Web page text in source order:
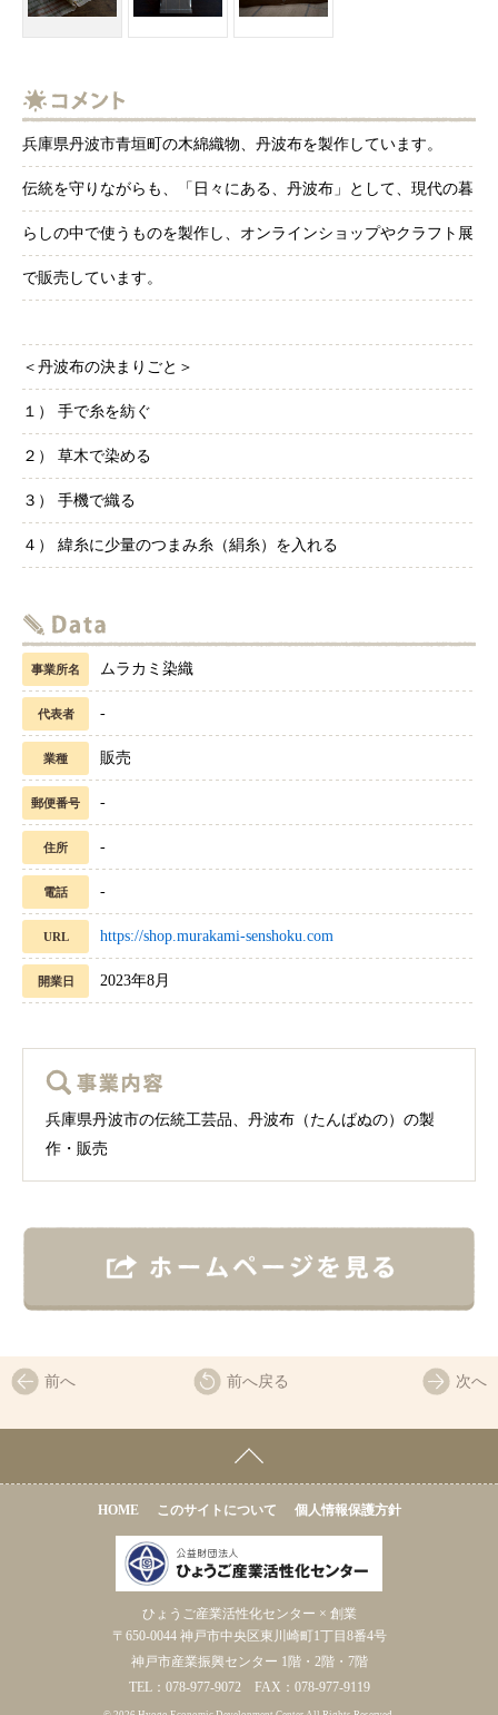
兵庫県丹波市青垣町の木綿織物、丹波布を製作しています。
伝統を守りながらも、「日々にある、丹波布」として、現代の暮
らしの中で使うものを製作し、オンラインショップやクラフト展
で販売しています。
＜丹波布の決まりごと＞
１） 手で糸を紡ぐ
２） 草木で染める
３） 手機で織る
４） 緯糸に少量のつまみ糸（絹糸）を入れる
事業所名 ムラカミ染織
代表者 -
業種 販売
郵便番号 -
住所 -
電話 -
URL https://shop.murakami-senshoku.com
開業日 2023年8月
兵庫県丹波市の伝統工芸品、丹波布（たんばぬの）の製
作・販売
前へ 次へ
前へ戻る
HOME このサイトについて 個人情報保護方針
ひょうご産業活性化センター × 創業
〒650-0044 神戸市中央区東川崎町1丁目8番4号
神戸市産業振興センター 1階・2階・7階
TEL：078-977-9072 FAX：078-977-9119